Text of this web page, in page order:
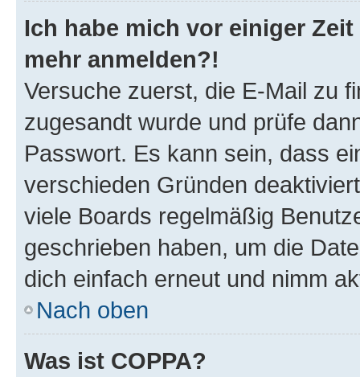
Ich habe mich vor einiger
mehr anmelden?!
Versuche zuerst, die E-Mail zu
zugesandt wurde und prüfe
Passwort. Es kann sein, dass
verschieden Gründen
viele Boards regelmäßig
geschrieben haben, um die
dich einfach erneut und nimm
Nach oben
Was ist COPPA?